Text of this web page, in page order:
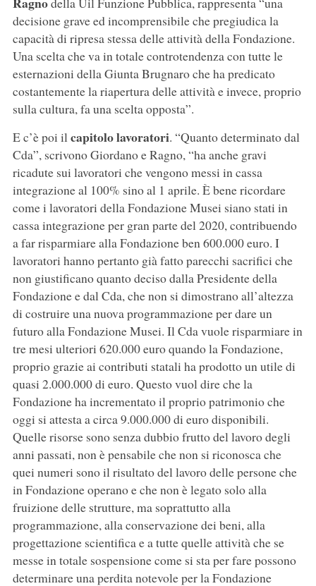
decisione grave ed incomprensibile che pregiudica la
capacità di ripresa stessa delle attività della Fondazione.
Una scelta che va in totale controtendenza con tutte le
esternazioni della Giunta Brugnaro che ha predicato
costantemente la riapertura delle attività e invece, proprio
sulla cultura, fa una scelta opposta”.
E c’è poi ilcapitolo lavoratori. “Quanto determinato dal
Cda”, scrivono Giordano e Ragno, “ha anche gravi
ricadute sui lavoratori che vengono messi in cassa
integrazione al 100% sino al 1 aprile. È bene ricordare
come i lavoratori della Fondazione Musei siano stati in
cassa integrazione per gran parte del 2020, contribuendo
a far risparmiare alla Fondazione ben 600.000 euro. I
lavoratori hanno pertanto già fatto parecchi sacrifici che
non giustificano quanto deciso dalla Presidente della
Fondazione e dal Cda, che non si dimostrano all’altezza
di costruire una nuova programmazione per dare un
futuro alla Fondazione Musei. Il Cda vuole risparmiare in
tre mesi ulteriori 620.000 euro quando la Fondazione,
proprio grazie ai contributi statali ha prodotto un utile di
quasi 2.000.000 di euro. Questo vuol dire che la
Fondazione ha incrementato il proprio patrimonio che
oggi si attesta a circa 9.000.000 di euro disponibili.
Quelle risorse sono senza dubbio frutto del lavoro degli
anni passati, non è pensabile che non si riconosca che
quei numeri sono il risultato del lavoro delle persone che
in Fondazione operano e che non è legato solo alla
fruizione delle strutture, ma soprattutto alla
programmazione, alla conservazione dei beni, alla
progettazione scientifica e a tutte quelle attività che se
messe in totale sospensione come si sta per fare possono
determinare una perdita notevole per la Fondazione